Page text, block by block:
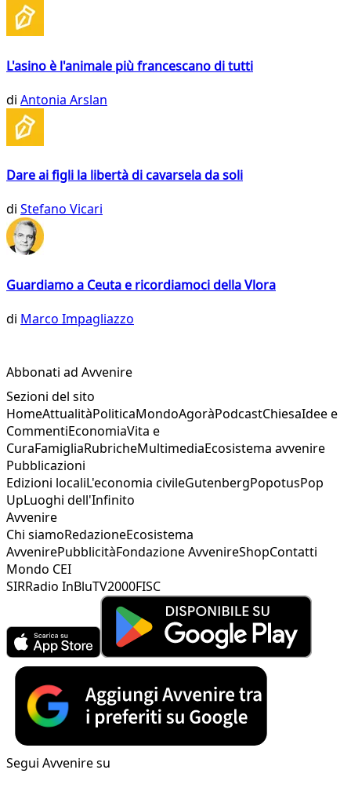
L'asino è l'animale più francescano di tutti
di Antonia Arslan
Dare ai figli la libertà di cavarsela da soli
di Stefano Vicari
Guardiamo a Ceuta e ricordiamoci della Vlora
di Marco Impagliazzo
Abbonati ad Avvenire
Sezioni del sito
HomeAttualitàPoliticaMondoAgoràPodcastChiesaIdee e
CommentiEconomiaVita e
CuraFamigliaRubricheMultimediaEcosistema avvenire
Pubblicazioni
Edizioni localiL'economia civileGutenbergPopotusPop
UpLuoghi dell'Infinito
Avvenire
Chi siamoRedazioneEcosistema
AvvenirePubblicitàFondazione AvvenireShopContatti
Mondo CEI
SIRRadio InBluTV2000FISC
Segui Avvenire su